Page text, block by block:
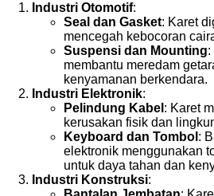
Industri Otomotif:
Seal dan Gasket: Karet
mencegah kebocoran
Suspensi dan Mounting:
membantu meredam
kenyamanan berkendara.
Industri Elektronik:
Pelindung Kabel : Karet
kerusakan fisik dan
Keyboard dan Tombol :
elektronik menggunakan
untuk daya tahan dan
Industri Konstruksi: